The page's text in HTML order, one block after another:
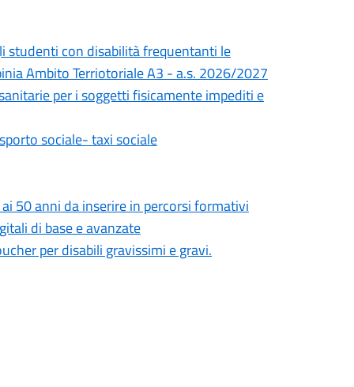
studenti con disabilità frequentanti le
Ambito Terriotoriale A3 - a.s. 2026/2027
per i soggetti fisicamente impediti e
sociale- taxi sociale
50 anni da inserire in percorsi formativi
di base e avanzate
per disabili gravissimi e gravi.